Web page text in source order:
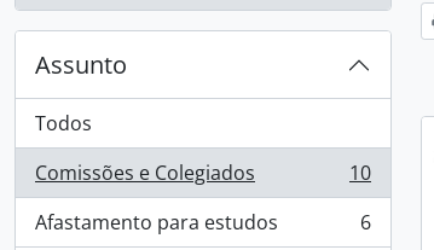
Assunto
Todos
Comissões e Colegiados
, 10 resultados
10
Afastamento para estudos
, 6 resultados
6